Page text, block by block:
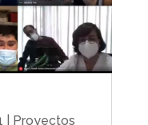
Proyectos